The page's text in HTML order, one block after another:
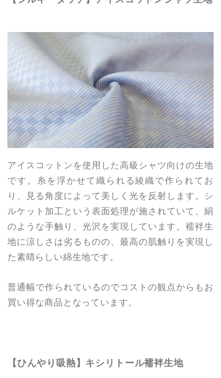
アイスコットンを使用した高級シャツ向けの生地
です。糸を浮かせて織られる綾織で作られてお
り、見る角度によって美しく光を反射します。シ
ルケット加工という表面処理が施されていて、絹
のような手触り、光沢を実現しています。襦袢生
地に涼しさは劣るものの、最高の肌触りを実現し
た素晴らしい綿生地です。
普通幅で作られているのでコストの観点からもお
買い得な商品となっています。
【ひんやり吸熱】キシリトール襦袢生地